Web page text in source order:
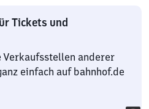
Tickets und
anderer
einfach auf bahnhof.de